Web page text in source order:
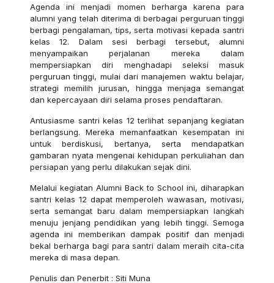
Agenda ini menjadi momen berharga karena para
alumni yang telah diterima di berbagai perguruan tinggi
berbagi pengalaman, tips, serta motivasi kepada santri
kelas 12. Dalam sesi berbagi tersebut, alumni
menyampaikan perjalanan mereka dalam
mempersiapkan diri menghadapi seleksi masuk
perguruan tinggi, mulai dari manajemen waktu belajar,
strategi memilih jurusan, hingga menjaga semangat
dan kepercayaan diri selama proses pendaftaran.
Antusiasme santri kelas 12 terlihat sepanjang kegiatan
berlangsung. Mereka memanfaatkan kesempatan ini
untuk berdiskusi, bertanya, serta mendapatkan
gambaran nyata mengenai kehidupan perkuliahan dan
persiapan yang perlu dilakukan sejak dini.
Melalui kegiatan Alumni Back to School ini, diharapkan
santri kelas 12 dapat memperoleh wawasan, motivasi,
serta semangat baru dalam mempersiapkan langkah
menuju jenjang pendidikan yang lebih tinggi. Semoga
agenda ini memberikan dampak positif dan menjadi
bekal berharga bagi para santri dalam meraih cita-cita
mereka di masa depan.
Penulis dan Penerbit : Siti Muna